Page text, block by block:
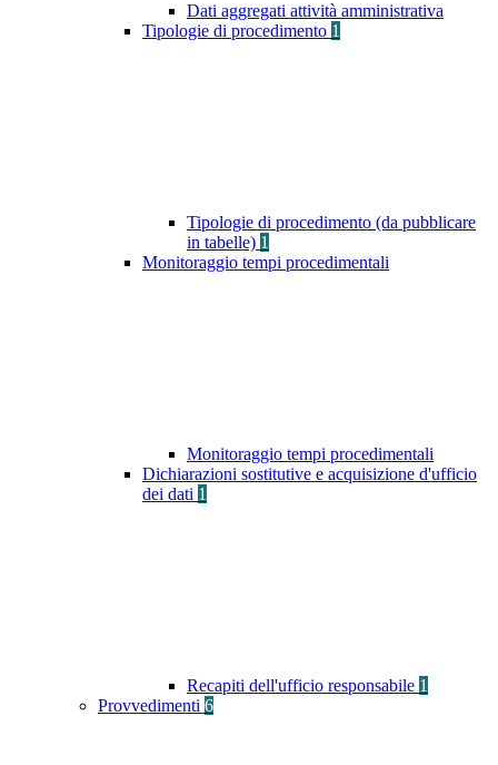
Dati aggregati attività amministrativa
Tipologie di procedimento 1
Tipologie di procedimento (da pubblicare
in tabelle) 1
Monitoraggio tempi procedimentali
Monitoraggio tempi procedimentali
Dichiarazioni sostitutive e acquisizione d'ufficio
dei dati 1
Recapiti dell'ufficio responsabile 1
Provvedimenti 6